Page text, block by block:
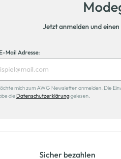
Jetzt anmelden und einen
Mail Adresse:
mich zum AWG Newsletter anmelden. Die
die Datenschutzerklärunggelesen.
Sicher bezahlen